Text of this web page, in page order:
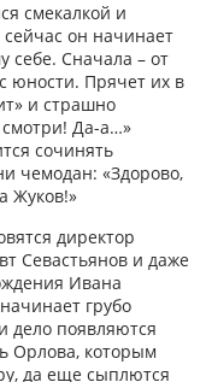
смекалкой и
он начинает
себе. Сначала – от
юности. Прячет их в
и страшно
смотри! Да-а…»
сочинять
чемодан: «Здорово,
Жуков!»
директор
Севастьянов и даже
Ивана
грубо
дело появляются
Орлова, которым
да еще сыплются